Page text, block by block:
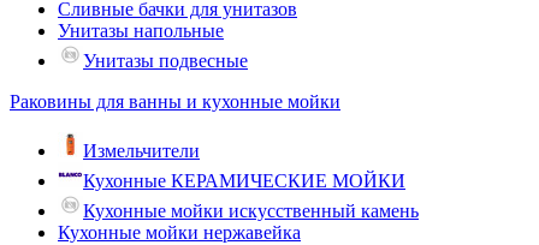
Сливные бачки для унитазов
Унитазы напольные
Унитазы подвесные
Раковины для ванны и кухонные мойки
Измельчители
Кухонные КЕРАМИЧЕСКИЕ МОЙКИ
Кухонные мойки искусственный камень
Кухонные мойки нержавейка